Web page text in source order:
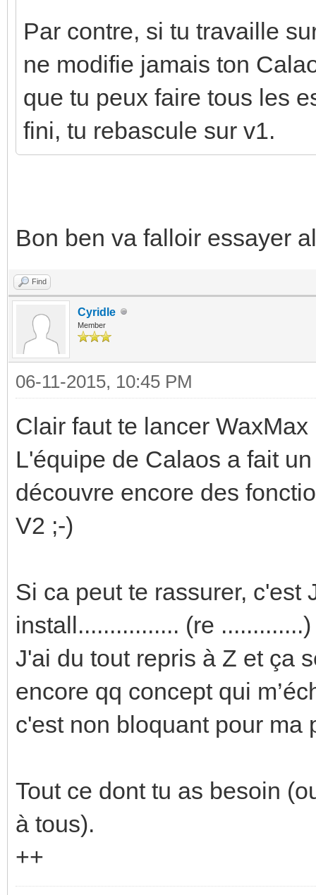
Par contre, si tu travaille
ne modifie jamais ton
que tu peux faire tous les
fini, tu rebascule sur v1.
Bon ben va falloir essayer
Find
Cyridle
Member
06-11-2015, 10:45 PM
Clair faut te lancer WaxMax
L'équipe de Calaos a fait
découvre encore des
V2 ;-)
Si ca peut te rassurer, c'est
install................ (re .............)
J'ai du tout repris à Z et ça
encore qq concept qui
c'est non bloquant pour ma
Tout ce dont tu as besoin
à tous).
++